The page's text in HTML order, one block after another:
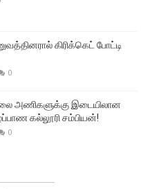
கிரிக்கெட் போட்டி
0
அணிகளுக்கு இடையிலான
கல்லூரி சம்பியன்!
0